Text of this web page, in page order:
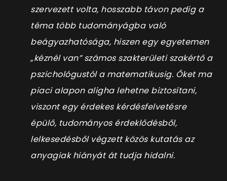
szervezett volta, hosszabb távon pedig a
téma több tudományágba való
beágyazhatósága, hiszen egy egyetemen
„kéznél van” számos szakterületi szakértő a
pszichológustól a matematikusig. Őket ma
piaci alapon aligha lehetne biztosítani,
viszont egy érdekes kérdésfelvetésre
épülő, tudományos érdeklődésből,
lelkesedésből végzett közös kutatás az
anyagiak hiányát át tudja hidalni.